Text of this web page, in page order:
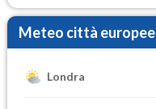
Meteo città europee
Londra